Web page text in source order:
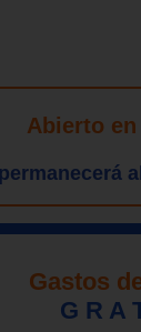
Abierto
Gastos
G R A